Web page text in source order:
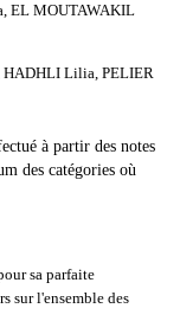
EL MOUTAWAKIL
HADHLI Lilia, PELIER
à partir des notes
des catégories où
sa parfaite
sur l'ensemble des